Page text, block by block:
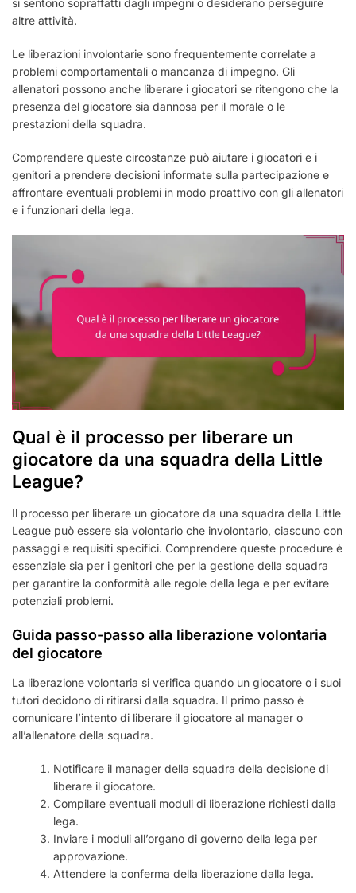
si sentono sopraffatti dagli impegni o desiderano perseguire
altre attività.
Le liberazioni involontarie sono frequentemente correlate a
problemi comportamentali o mancanza di impegno. Gli
allenatori possono anche liberare i giocatori se ritengono che la
presenza del giocatore sia dannosa per il morale o le
prestazioni della squadra.
Comprendere queste circostanze può aiutare i giocatori e i
genitori a prendere decisioni informate sulla partecipazione e
affrontare eventuali problemi in modo proattivo con gli allenatori
e i funzionari della lega.
Qual è il processo per liberare un
giocatore da una squadra della Little
League?
Il processo per liberare un giocatore da una squadra della Little
League può essere sia volontario che involontario, ciascuno con
passaggi e requisiti specifici. Comprendere queste procedure è
essenziale sia per i genitori che per la gestione della squadra
per garantire la conformità alle regole della lega e per evitare
potenziali problemi.
Guida passo-passo alla liberazione volontaria
del giocatore
La liberazione volontaria si verifica quando un giocatore o i suoi
tutori decidono di ritirarsi dalla squadra. Il primo passo è
comunicare l’intento di liberare il giocatore al manager o
all’allenatore della squadra.
Notificare il manager della squadra della decisione di
liberare il giocatore.
Compilare eventuali moduli di liberazione richiesti dalla
lega.
Inviare i moduli all’organo di governo della lega per
approvazione.
Attendere la conferma della liberazione dalla lega.